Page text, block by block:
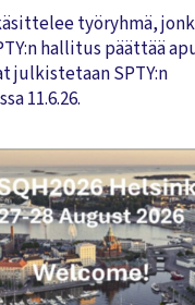
työryhmä,
hallitus päättää
julkistetaan SPTY:n
11.6.26.